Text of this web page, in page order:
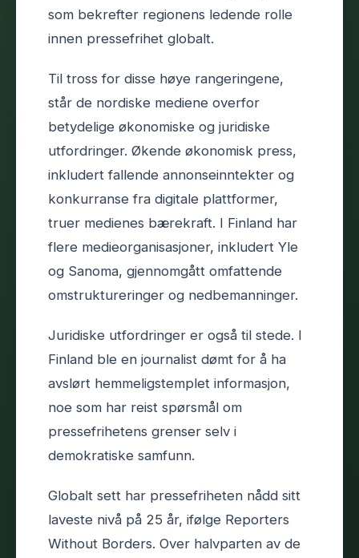
som bekrefter regionens ledende rolle
innen pressefrihet globalt.
Til tross for disse høye rangeringene,
står de nordiske mediene overfor
betydelige økonomiske og juridiske
utfordringer. Økende økonomisk press,
inkludert fallende annonseinntekter og
konkurranse fra digitale plattformer,
truer medienes bærekraft. I Finland har
flere medieorganisasjoner, inkludert Yle
og Sanoma, gjennomgått omfattende
omstruktureringer og nedbemanninger.
Juridiske utfordringer er også til stede. I
Finland ble en journalist dømt for å ha
avslørt hemmeligstemplet informasjon,
noe som har reist spørsmål om
pressefrihetens grenser selv i
demokratiske samfunn.
Globalt sett har pressefriheten nådd sitt
laveste nivå på 25 år, ifølge Reporters
Without Borders. Over halvparten av de